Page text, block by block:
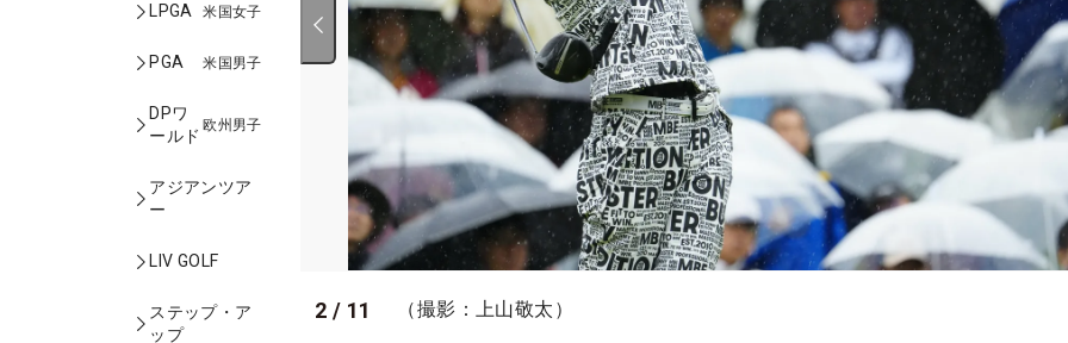
LPGA 米国女子
PGA 米国男子
DPワ
ールド
欧州男子
アジアンツア
ー
LIV GOLF
ステップ・ア
ップ
2 / 11 （撮影：上山敬太）